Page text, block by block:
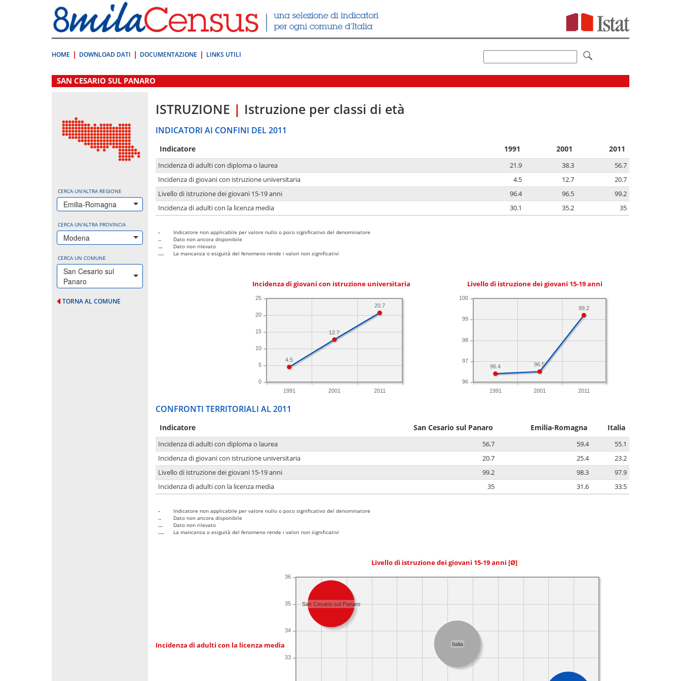
direttamente
a:
Contenuto
HOME DOWNLOAD DATI DOCUMENTAZIONE LINKS UTILI
.
SAN CESARIO SUL PANARO
CERCA UN'ALTRA REGIONE
Emilia-Romagna
CERCA UN'ALTRA PROVINCIA
Modena
CERCA UN COMUNE
San Cesario sul
Panaro
TORNA AL COMUNE
ISTRUZIONE | Istruzione per classi di età
INDICATORI AI CONFINI DEL 2011
Indicatore 1991 2001 2011
Incidenza di adulti con diploma o laurea 21.9 38.3
56.7
Incidenza di giovani con istruzione universitaria
4.5 12.7
20.7
Livello di istruzione dei giovani 15-19 anni
96.4 96.5
99.2
Incidenza di adulti con la licenza media
30.1 35.2 35
-
Indicatore non applicabile per valore nullo o poco significativo del denominatore
..
Dato non ancora disponibile
...
Dato non rilevato
....
La mancanza o esiguità del fenomeno rende i valori non significativi
Incidenza di giovani con istruzione universitaria
1991 2001 2011
0
5
10
15
20
25
20.7
12.7
4.5
Livello di istruzione dei giovani 15-19 anni
1991 2001 2011
96
97
98
99
100
99.2
96.5
96.4
CONFRONTI TERRITORIALI AL 2011
Indicatore San Cesario sul Panaro Emilia-Romagna Italia
Incidenza di adulti con diploma o laurea 56.7 59.4
55.1
Incidenza di giovani con istruzione universitaria
20.7 25.4
23.2
Livello di istruzione dei giovani 15-19 anni
99.2 98.3
97.9
Incidenza di adulti con la licenza media
35 31.6 33.5
-
Indicatore non applicabile per valore nullo o poco significativo del denominatore
..
Dato non ancora disponibile
...
Dato non rilevato
....
La mancanza o esiguità del fenomeno rende i valori non significativi
Livello di istruzione dei giovani 15-19 anni [Ø]
Incidenza di adulti con la licenza media
33
34
35
36
San Cesario sul Panaro
Italia